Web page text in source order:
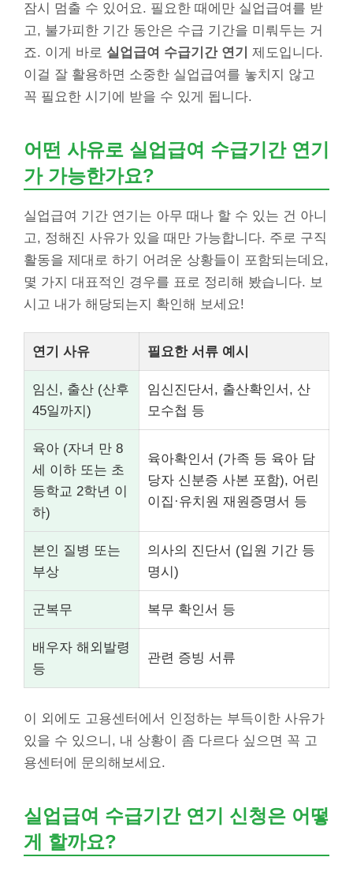
잠시 멈출 수 있어요. 필요한 때에만 실업급여를 받
고, 불가피한 기간 동안은 수급 기간을 미뤄두는 거
죠. 이게 바로 실업급여 수급기간 연기
제도입니다.
이걸 잘 활용하면 소중한 실업급여를 놓치지 않고
꼭 필요한 시기에 받을 수 있게 됩니다.
어떤 사유로 실업급여 수급기간 연기
가 가능한가요?
실업급여 기간 연기는 아무 때나 할 수 있는 건 아니
고, 정해진 사유가 있을 때만 가능합니다. 주로 구직
활동을 제대로 하기 어려운 상황들이 포함되는데요,
몇 가지 대표적인 경우를 표로 정리해 봤습니다. 보
시고 내가 해당되는지 확인해 보세요!
연기 사유 필요한 서류 예시
임신, 출산 (산후
45일까지)
임신진단서, 출산확인서, 산
모수첩 등
육아 (자녀 만 8
세 이하 또는 초
등학교 2학년 이
하)
육아확인서 (가족 등 육아 담
당자 신분증 사본 포함), 어린
이집·유치원 재원증명서 등
본인 질병 또는
부상
의사의 진단서 (입원 기간 등
명시)
군복무 복무 확인서 등
배우자 해외발령
등
관련 증빙 서류
이 외에도 고용센터에서 인정하는 부득이한 사유가
있을 수 있으니, 내 상황이 좀 다르다 싶으면 꼭 고
용센터에 문의해보세요.
실업급여 수급기간 연기 신청은 어떻
게 할까요?